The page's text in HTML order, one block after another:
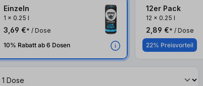
Einzeln
1 x 0.25 l
3,69 €* / Dose
10% Rabatt ab 6 Dosen
12er Pack
12 x 0.25 l
2,89 €* / Dose
22% Preisvorteil